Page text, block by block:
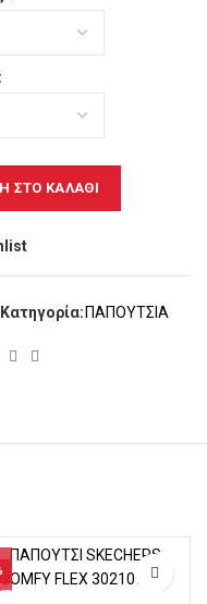
ΣΤΟ ΚΑΛΆΘΙ
Κατηγορία: ΠΑΠΟΥΤΣΙΑ